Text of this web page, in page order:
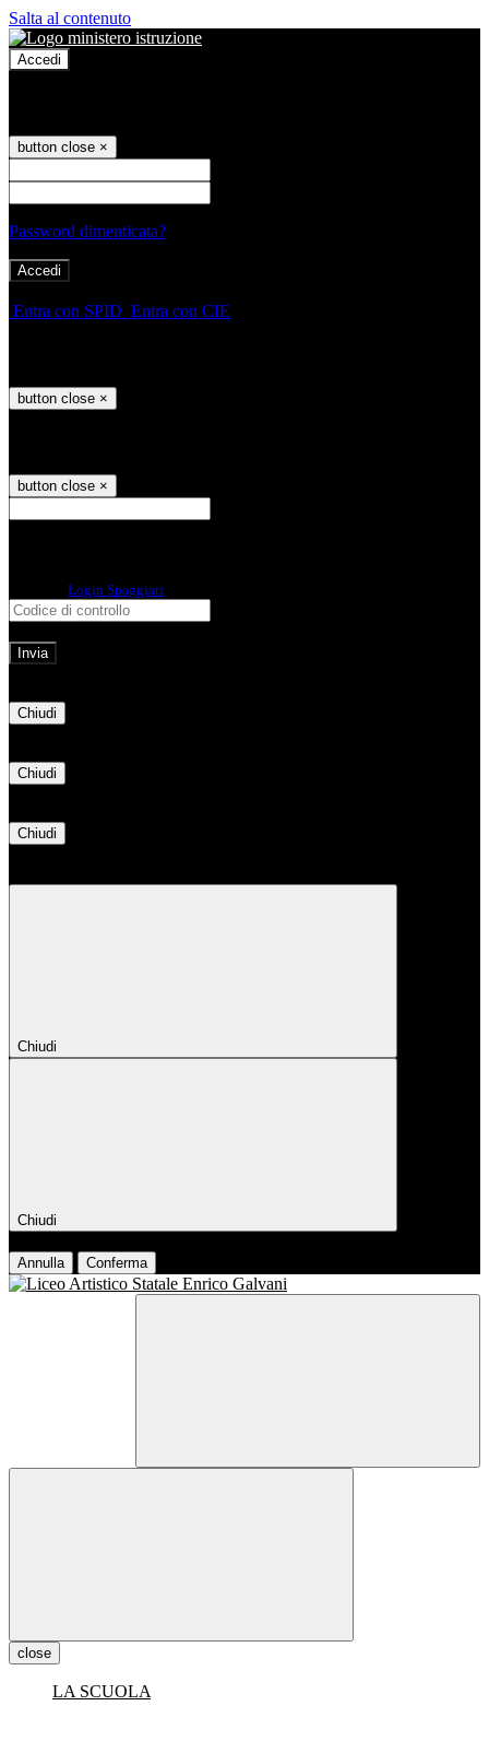
Salta al contenuto
Accedi
button close ×
Password dimenticata?
Entra con SPID Entra con CIE
button close ×
button close ×
Login Spaggiari
Chiudi
Chiudi
Chiudi
Chiudi
Chiudi
Annulla Conferma
close
LA SCUOLA